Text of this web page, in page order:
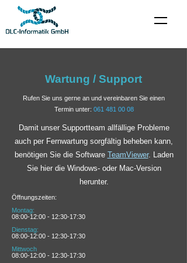
Wartung / Support
Rufen Sie uns gerne an und vereinbaren Sie einen
Termin unter: 061 481 00 08
Damit unser Supportteam allfällige Probleme
auch per Fernwartung sorgfältig beheben kann,
benötigen Sie die Software TeamViewer. Laden
Sie hier die Windows- oder Mac-Version
herunter.
Öffnungszeiten:
Montag:
08:00-12:00 - 12:30-17:30
Dienstag:
08:00-12:00 - 12:30-17:30
Mittwoch
08:00-12:00 - 12:30-17:30